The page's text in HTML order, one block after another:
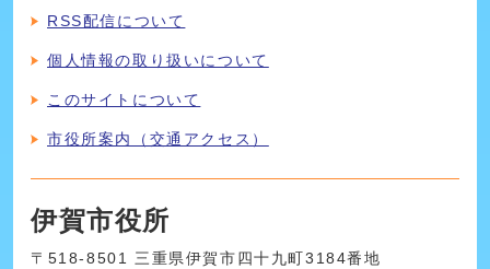
RSS配信について
個人情報の取り扱いについて
このサイトについて
市役所案内（交通アクセス）
伊賀市役所
〒518-8501 三重県伊賀市四十九町3184番地